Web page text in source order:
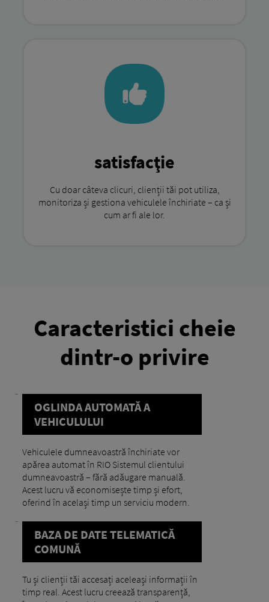
satisfacţie
Cu doar câteva clicuri, clienții tăi pot utiliza,
monitoriza și gestiona vehiculele închiriate – ca și
cum ar fi ale lor.
Caracteristici cheie
dintr-o privire
OGLINDA AUTOMATĂ A
VEHICULULUI
Vehiculele dumneavoastră închiriate vor
apărea automat în RIO Sistemul clientului
dumneavoastră – fără adăugare manuală.
Acest lucru vă economisește timp și efort,
oferind în același timp un serviciu modern.
BAZA DE DATE TELEMATICĂ
COMUNĂ
Tu și clienții tăi accesați aceleași informații în
timp real. Acest lucru creează transparență,